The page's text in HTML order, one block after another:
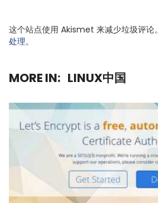
这个站点使用 Akismet 来减少垃圾评论。
处理。
MORE IN: LINUX中国